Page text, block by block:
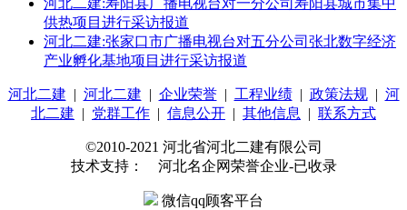
河北二建:寿阳县广播电视台对一分公司寿阳县城市集中
供热项目进行采访报道
河北二建:张家口市广播电视台对五分公司张北数字经济
产业孵化基地项目进行采访报道
河北二建 | 河北二建 | 企业荣誉| 工程业绩| 政策法规| 河
北二建 | 党群工作 | 信息公开 | 其他信息 | 联系方式
©2010-2021 河北省河北二建有限公司
技术支持： 河北名企网荣誉企业-已收录
微信qq顾客平台